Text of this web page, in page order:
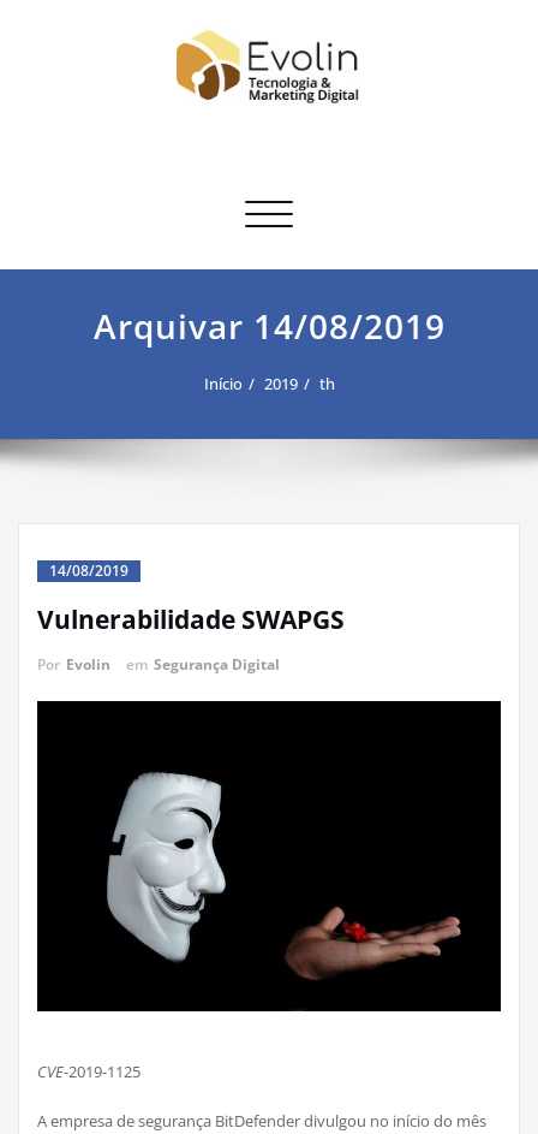
Toggle navigation
Arquivar 14/08/2019
Início 2019 th
14/08/2019
Vulnerabilidade SWAPGS
Por Evolin em Segurança Digital
CVE-2019-1125
A empresa de segurança BitDefender divulgou no início do mês